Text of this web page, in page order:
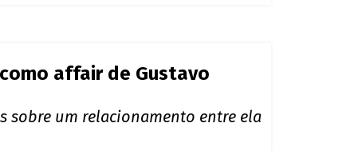
affair de Gustavo
sobre um relacionamento entre ela